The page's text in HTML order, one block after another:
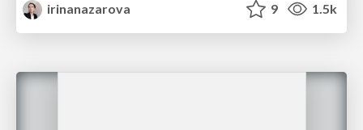
irinanazarova
9 1.5k